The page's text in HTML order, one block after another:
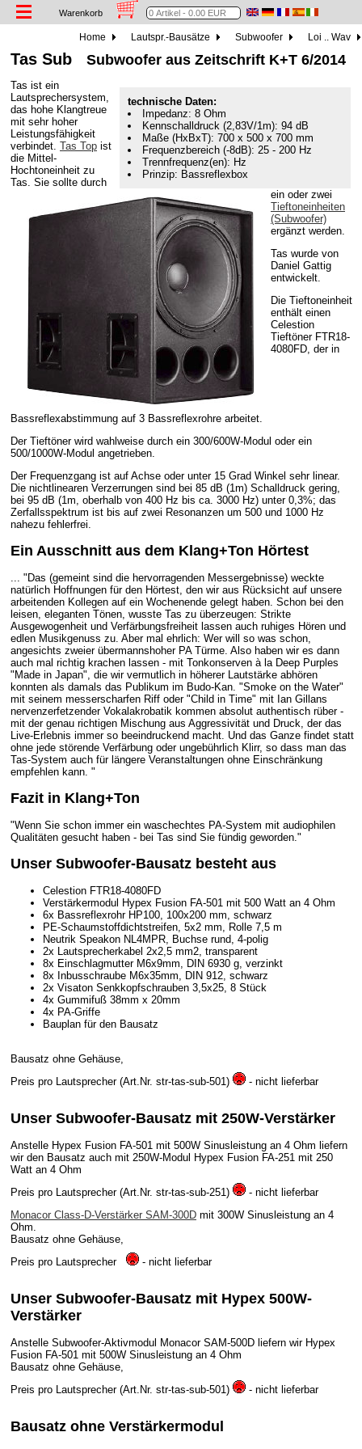
Warenkorb
Home Lautspr.-Bausätze Subwoofer Loi .. Wav
Tas Sub Subwoofer aus Zeitschrift K+T 6/2014
technische Daten:
Impedanz: 8 Ohm
Kennschalldruck (2,83V/1m): 94 dB
Maße (HxBxT): 700 x 500 x 700 mm
Frequenzbereich (-8dB): 25 - 200 Hz
Trennfrequenz(en): Hz
Prinzip: Bassreflexbox
Tas ist ein
Lautsprechersystem,
das hohe Klangtreue
mit sehr hoher
Leistungsfähigkeit
verbindet. Tas Top ist
die Mittel-
Hochtoneinheit zu
Tas. Sie sollte durch
ein oder zwei
Tieftoneinheiten
(Subwoofer)
ergänzt werden.
Tas wurde von
Daniel Gattig
entwickelt.
Die Tieftoneinheit
enthält einen
Celestion
Tieftöner FTR18-
4080FD, der in
Bassreflexabstimmung auf 3 Bassreflexrohre arbeitet.
Der Tieftöner wird wahlweise durch ein 300/600W-Modul oder ein
500/1000W-Modul angetrieben.
Der Frequenzgang ist auf Achse oder unter 15 Grad Winkel sehr linear.
Die nichtlinearen Verzerrungen sind bei 85 dB (1m) Schalldruck gering,
bei 95 dB (1m, oberhalb von 400 Hz bis ca. 3000 Hz) unter 0,3%; das
Zerfallsspektrum ist bis auf zwei Resonanzen um 500 und 1000 Hz
nahezu fehlerfrei.
Ein Ausschnitt aus dem Klang+Ton Hörtest
... "Das (gemeint sind die hervorragenden Messergebnisse) weckte
natürlich Hoffnungen für den Hörtest, den wir aus Rücksicht auf unsere
arbeitenden Kollegen auf ein Wochenende gelegt haben. Schon bei den
leisen, eleganten Tönen, wusste Tas zu überzeugen: Strikte
Ausgewogenheit und Verfärbungsfreiheit lassen auch ruhiges Hören und
edlen Musikgenuss zu. Aber mal ehrlich: Wer will so was schon,
angesichts zweier übermannshoher PA Türme. Also haben wir es dann
auch mal richtig krachen lassen - mit Tonkonserven à la Deep Purples
"Made in Japan", die wir vermutlich in höherer Lautstärke abhören
konnten als damals das Publikum im Budo-Kan. "Smoke on the Water"
mit seinem messerscharfen Riff oder "Child in Time" mit Ian Gillans
nervenzerfetzender Vokalakrobatik kommen absolut authentisch rüber -
mit der genau richtigen Mischung aus Aggressivität und Druck, der das
Live-Erlebnis immer so beeindruckend macht. Und das Ganze findet statt
ohne jede störende Verfärbung oder ungebührlich Klirr, so dass man das
Tas-System auch für längere Veranstaltungen ohne Einschränkung
empfehlen kann. "
Fazit in Klang+Ton
"Wenn Sie schon immer ein waschechtes PA-System mit audiophilen
Qualitäten gesucht haben - bei Tas sind Sie fündig geworden."
Unser Subwoofer-Bausatz besteht aus
Celestion FTR18-4080FD
Verstärkermodul Hypex Fusion FA-501 mit 500 Watt an 4 Ohm
6x Bassreflexrohr HP100, 100x200 mm, schwarz
PE-Schaumstoffdichtstreifen, 5x2 mm, Rolle 7,5 m
Neutrik Speakon NL4MPR, Buchse rund, 4-polig
2x Lautsprecherkabel 2x2,5 mm2, transparent
8x Einschlagmutter M6x9mm, DIN 6930 g, verzinkt
8x Inbusschraube M6x35mm, DIN 912, schwarz
2x Visaton Senkkopfschrauben 3,5x25, 8 Stück
4x Gummifuß 38mm x 20mm
4x PA-Griffe
Bauplan für den Bausatz
Bausatz ohne Gehäuse,
Preis pro Lautsprecher (Art.Nr. str-tas-sub-501)
- nicht lieferbar
Unser Subwoofer-Bausatz mit 250W-Verstärker
Anstelle Hypex Fusion FA-501 mit 500W Sinusleistung an 4 Ohm liefern
wir den Bausatz auch mit 250W-Modul Hypex Fusion FA-251 mit 250
Watt an 4 Ohm
Preis pro Lautsprecher (Art.Nr. str-tas-sub-251)
- nicht lieferbar
Monacor Class-D-Verstärker SAM-300D mit 300W Sinusleistung an 4
Ohm.
Bausatz ohne Gehäuse,
Preis pro Lautsprecher
- nicht lieferbar
Unser Subwoofer-Bausatz mit Hypex 500W-
Verstärker
Anstelle Subwoofer-Aktivmodul Monacor SAM-500D liefern wir Hypex
Fusion FA-501 mit 500W Sinusleistung an 4 Ohm
Bausatz ohne Gehäuse,
Preis pro Lautsprecher (Art.Nr. str-tas-sub-501)
- nicht lieferbar
Bausatz ohne Verstärkermodul